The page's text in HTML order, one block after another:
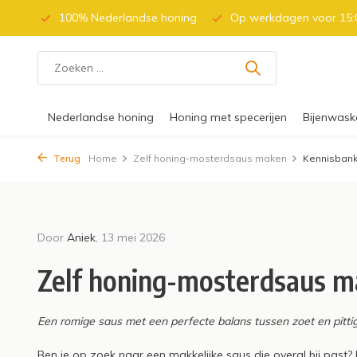
100% Nederlandse honing Op werkdagen voor
Nederlandse honing Honing met specerijen
Terug Home Zelf honing-mosterdsaus maken Kennisbank
Door Aniek, 13 mei 2026
Zelf honing-mosterdsaus
Een romige saus met een perfecte balans tussen zoet en
Door Aniek, 17 februari 2026
Stuifmeelkorrels
(Bijenpollen) bij
hooikoorts: wat moet je
Lees